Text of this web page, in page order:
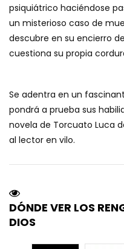
psiquiátrico haciéndose
un misterioso caso de
descubre en su encierro
cuestiona su propia
Se adentra en un
pondrá a prueba sus
novela de Torcuato Luca
al lector en vilo.
DÓNDE VER LOS
DIOS